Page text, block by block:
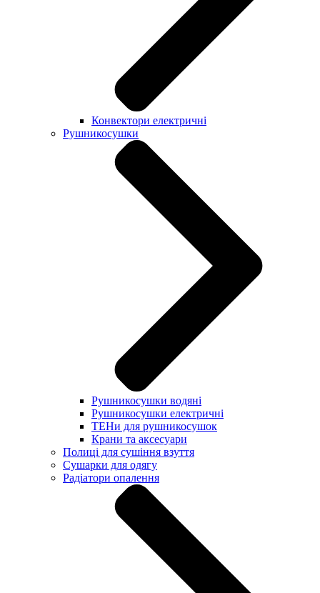
Конвектори електричні
Рушникосушки
Рушникосушки водяні
Рушникосушки електричні
ТЕНи для рушникосушок
Крани та аксесуари
Полиці для сушіння взуття
Сушарки для одягу
Радіатори опалення